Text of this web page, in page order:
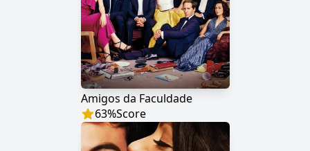
Amigos da Faculdade
63%Score